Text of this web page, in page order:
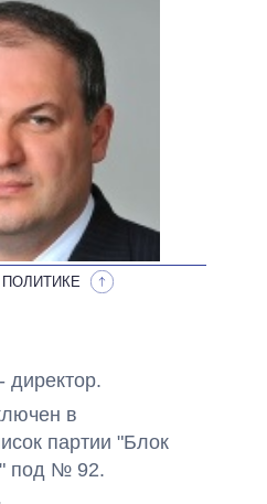
ОБЕЩАНИЯ
В ПРОЦЕССЕ
ОБЕЩАНИЯ
в
партии "Блок
под № 92.